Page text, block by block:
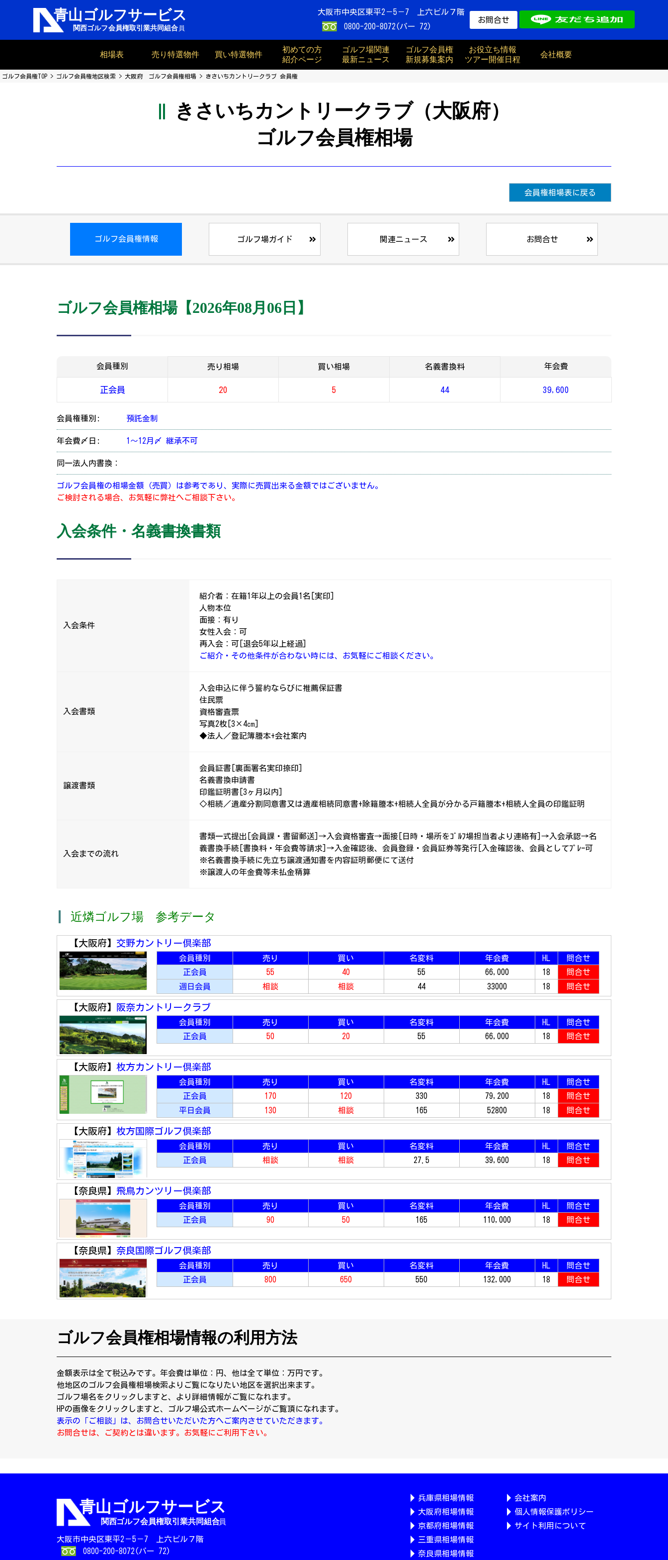
大阪市中央区東平2－5－7 上六ビル７階
0800-200-8072(パー 72)
お問合せ
相場表 売り特選物件 買い特選物件
初めての方
紹介ページ
ゴルフ場関連
最新ニュース
ゴルフ会員権
新規募集案内
お役立ち情報
ツアー開催日程
会社概要
ゴルフ会員権TOP ゴルフ会員権地区検索 大阪府 ゴルフ会員権相場 きさいちカントリークラブ 会員権
きさいちカントリークラブ（大阪府）
ゴルフ会員権相場
会員権相場表に戻る
ゴルフ会員権情報 ゴルフ場ガイド 関連ニュース お問合せ
ゴルフ会員権相場【2026年08月06日】
会員種別 売り相場 買い相場 名義書換料 年会費
正会員 20 5 44 39,600
会員権種別: 預託金制
年会費〆日: 1～12月〆 継承不可
同一法人内書換：
ゴルフ会員権の相場金額（売買）は参考であり、実際に売買出来る金額ではございません。
ご検討される場合、お気軽に弊社へご相談下さい。
入会条件・名義書換書類
入会条件
紹介者：在籍1年以上の会員1名[実印]
人物本位
面接：有り
女性入会：可
再入会：可[退会5年以上経過]
ご紹介・その他条件が合わない時には、お気軽にご相談ください。
入会書類
入会申込に伴う誓約ならびに推薦保証書
住民票
資格審査票
写真2枚[3×4㎝]
◆法人／登記簿謄本+会社案内
譲渡書類
会員証書[裏面署名実印捺印]
名義書換申請書
印鑑証明書[3ヶ月以内]
◇相続／遺産分割同意書又は遺産相続同意書+除籍謄本+相続人全員が分かる戸籍謄本+相続人全員の印鑑証明
入会までの流れ
書類一式提出[会員課・書留郵送]→入会資格審査→面接[日時・場所をｺﾞﾙﾌ場担当者より連絡有]→入会承認→名
義書換手続[書換料・年会費等請求]→入金確認後、会員登録・会員証券等発行[入金確認後、会員としてﾌﾟﾚｰ可
※名義書換手続に先立ち譲渡通知書を内容証明郵便にて送付
※譲渡人の年金費等未払金精算
近燐ゴルフ場 参考データ
【大阪府】 交野カントリー倶楽部
会員種別 売り 買い 名変料 年会費 HL
問合せ
正会員
55 40 55 66,000 18
問合せ
週日会員
相談 相談 44 33000 18 問合せ
【大阪府】 阪奈カントリークラブ
会員種別 売り 買い 名変料 年会費 HL
問合せ
正会員
50 20 55 66,000 18 問合せ
【大阪府】 枚方カントリー倶楽部
会員種別 売り 買い 名変料 年会費 HL
問合せ
正会員
170 120 330 79,200 18
問合せ
平日会員
130 相談 165 52800 18 問合せ
【大阪府】 枚方国際ゴルフ倶楽部
会員種別 売り 買い 名変料 年会費 HL
問合せ
正会員
相談 相談 27.5 39,600 18 問合せ
【奈良県】 飛鳥カンツリー倶楽部
会員種別 売り 買い 名変料 年会費 HL
問合せ
正会員
90 50 165 110,000 18 問合せ
【奈良県】 奈良国際ゴルフ倶楽部
会員種別 売り 買い 名変料 年会費 HL
問合せ
正会員
800 650 550 132,000 18 問合せ
ゴルフ会員権相場情報の利用方法
金額表示は全て税込みです。年会費は単位：円、他は全て単位：万円です。
他地区のゴルフ会員権相場検索よりご覧になりたい地区を選択出来ます。
ゴルフ場名をクリックしますと、より詳細情報がご覧になれます。
HPの画像をクリックしますと、ゴルフ場公式ホームページがご覧頂になれます。
表示の「ご相談」は、お問合せいただいた方へご案内させていただきます。
お問合せは、ご契約とは違います。お気軽にご利用下さい。
大阪市中央区東平2－5－7 上六ビル７階
0800-200-8072(パー 72)
兵庫県相場情報
大阪府相場情報
京都府相場情報
三重県相場情報
奈良県相場情報
会社案内
個人情報保護ポリシー
サイト利用について